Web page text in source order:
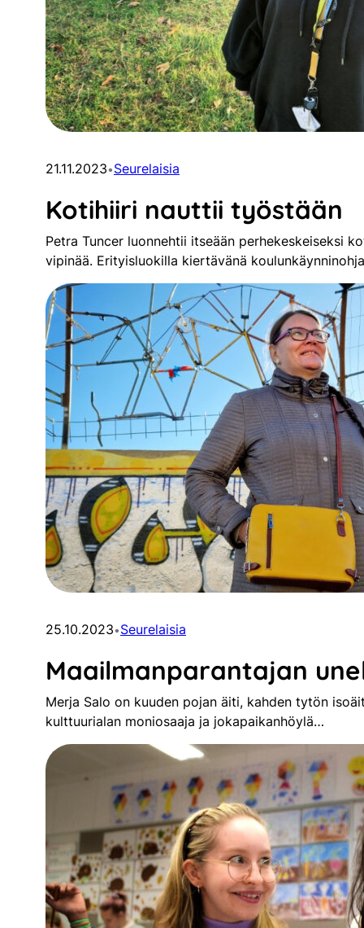
21.11.2023•Seurelaisia
Kotihiiri nauttii työstään
Petra Tuncer luonnehtii itseään perhekeskeiseksi
vipinää. Erityisluokilla kiertävänä
25.10.2023•Seurelaisia
Maailmanparantajan
Merja Salo on kuuden pojan äiti, kahden tytön
kulttuurialan moniosaaja ja jokapaikanhöylä…